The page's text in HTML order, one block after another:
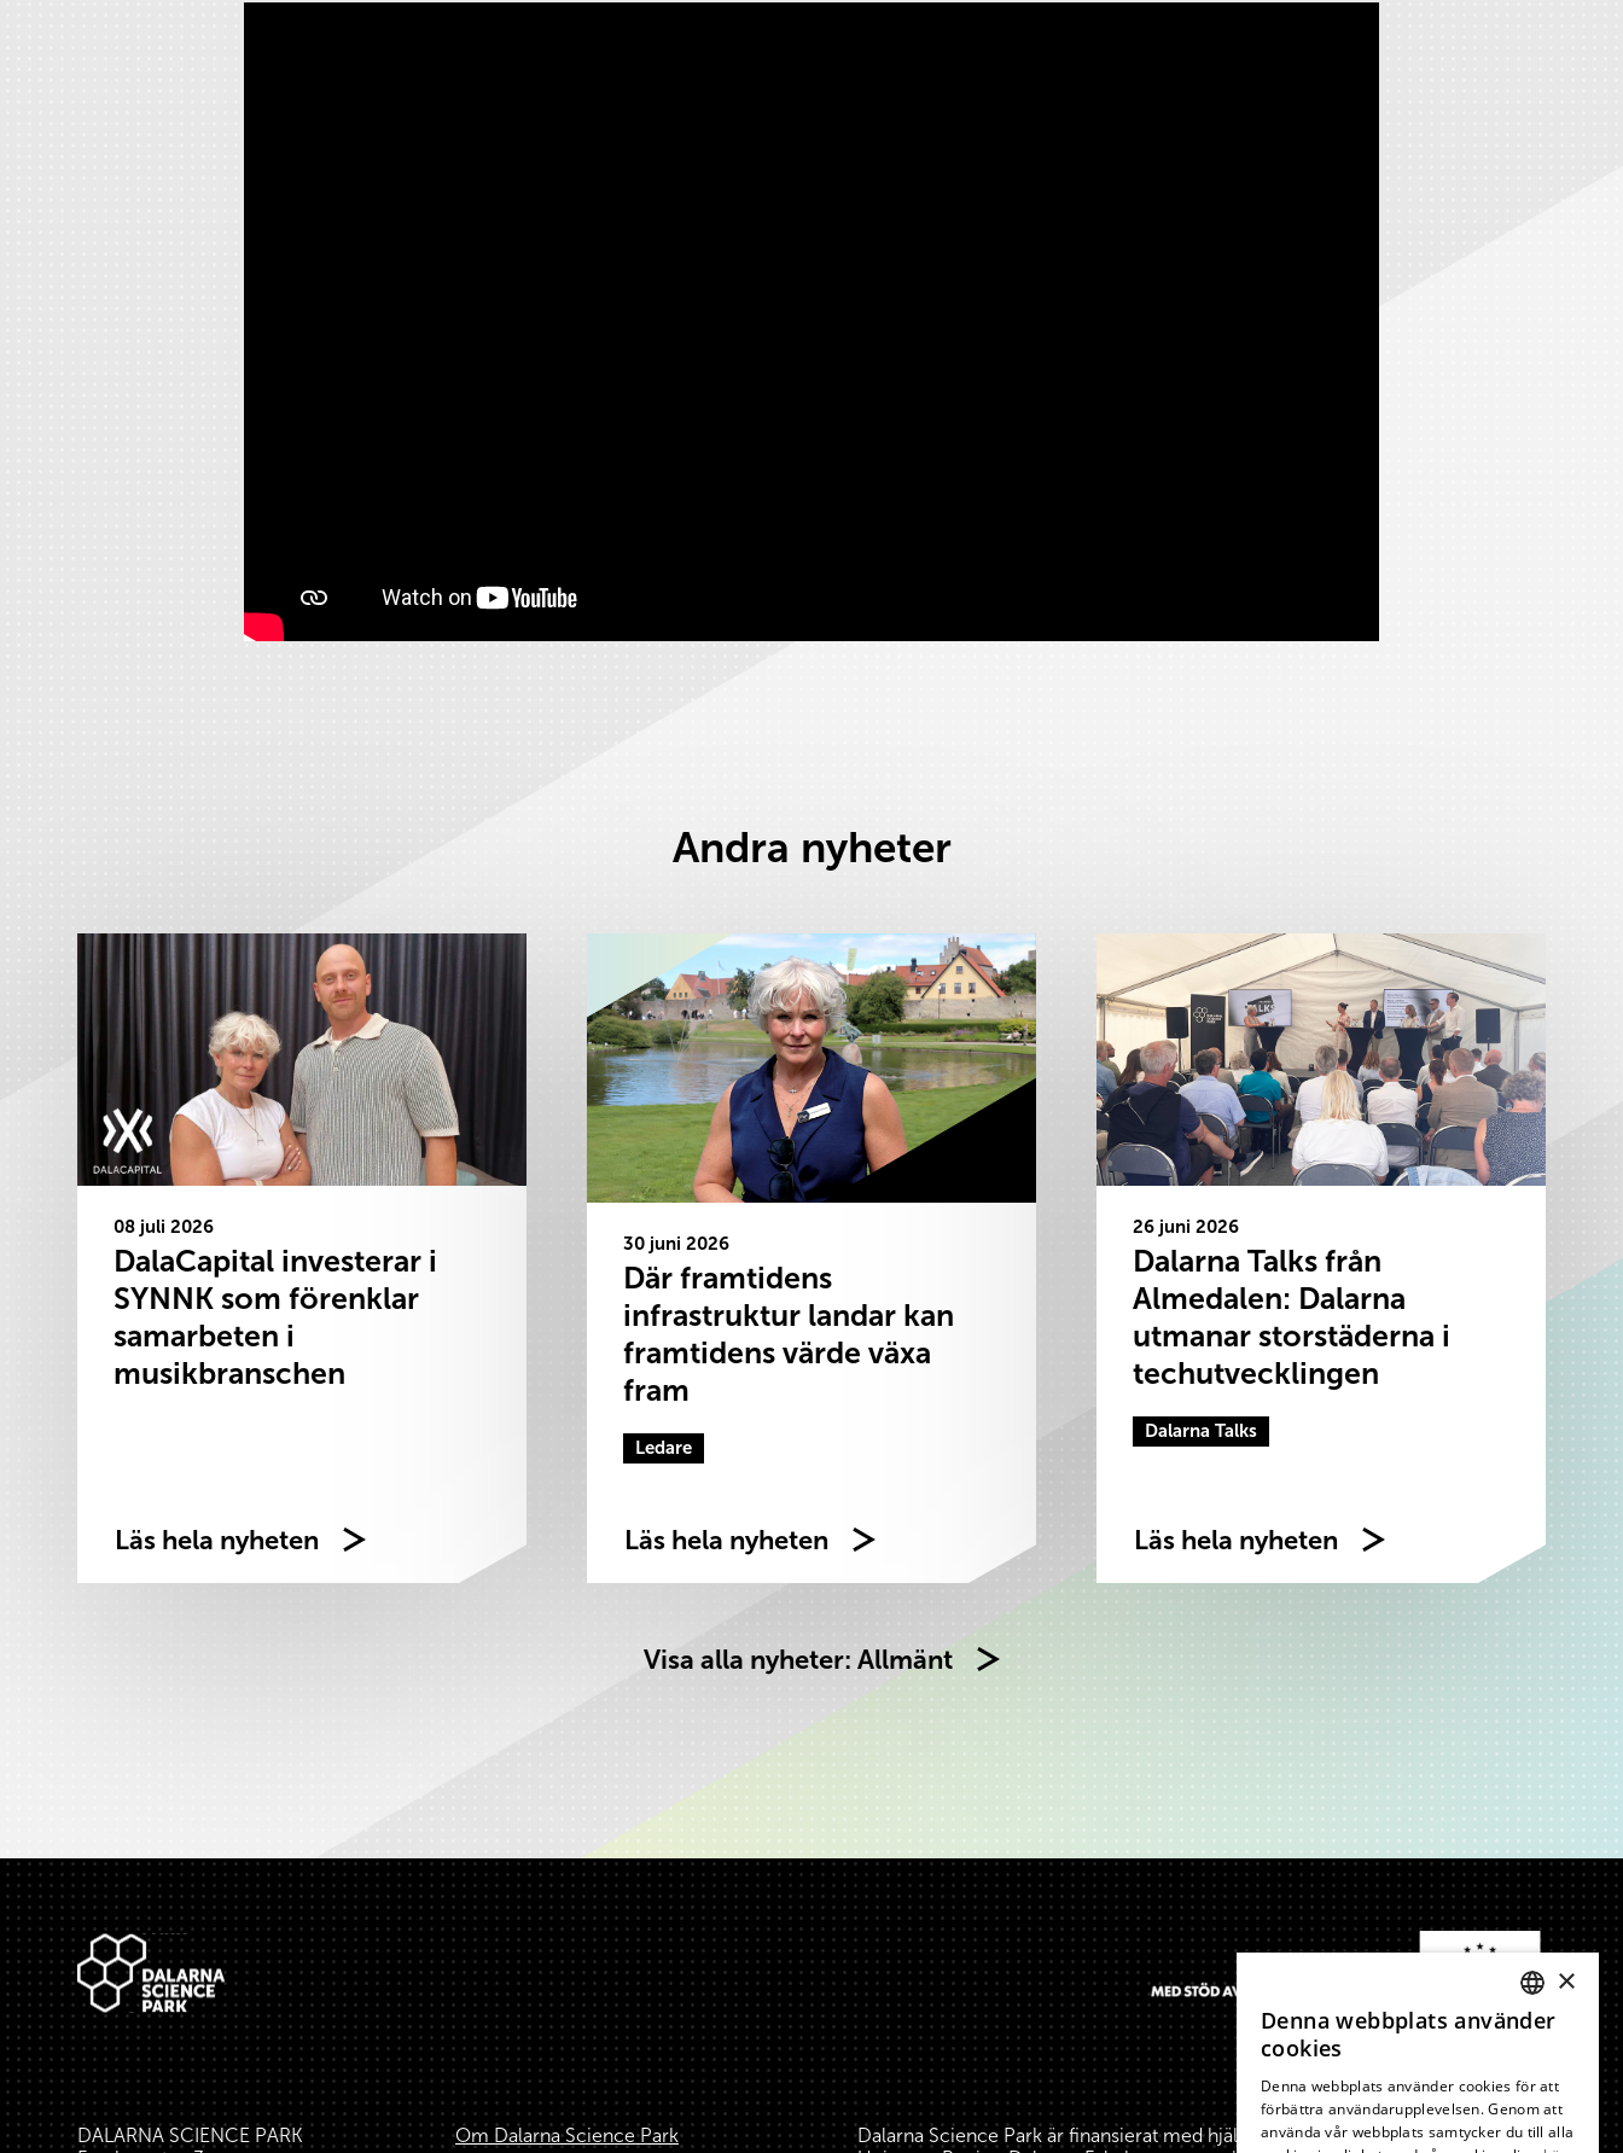
Andra nyheter
08 juli 2026
DalaCapital investerar i
SYNNK som förenklar
samarbeten i
musikbranschen
Läs hela nyheten
30 juni 2026
Där framtidens
infrastruktur landar kan
framtidens värde växa
fram
Ledare
Läs hela nyheten
26 juni 2026
Dalarna Talks från
Almedalen: Dalarna
utmanar storstäderna i
techutvecklingen
Dalarna Talks
Läs hela nyheten
Visa alla nyheter: Allmänt
Sidfot
DALARNA SCIENCE PARK
Om Dalarna Science Park
Dalarna Science Park är finansierat med hjälp av medel från Europeiska
SWEDISH
ENGLISH
×
Denna webbplats använder
cookies
Denna webbplats använder cookies för att
förbättra användarupplevelsen. Genom att
använda vår webbplats samtycker du till alla